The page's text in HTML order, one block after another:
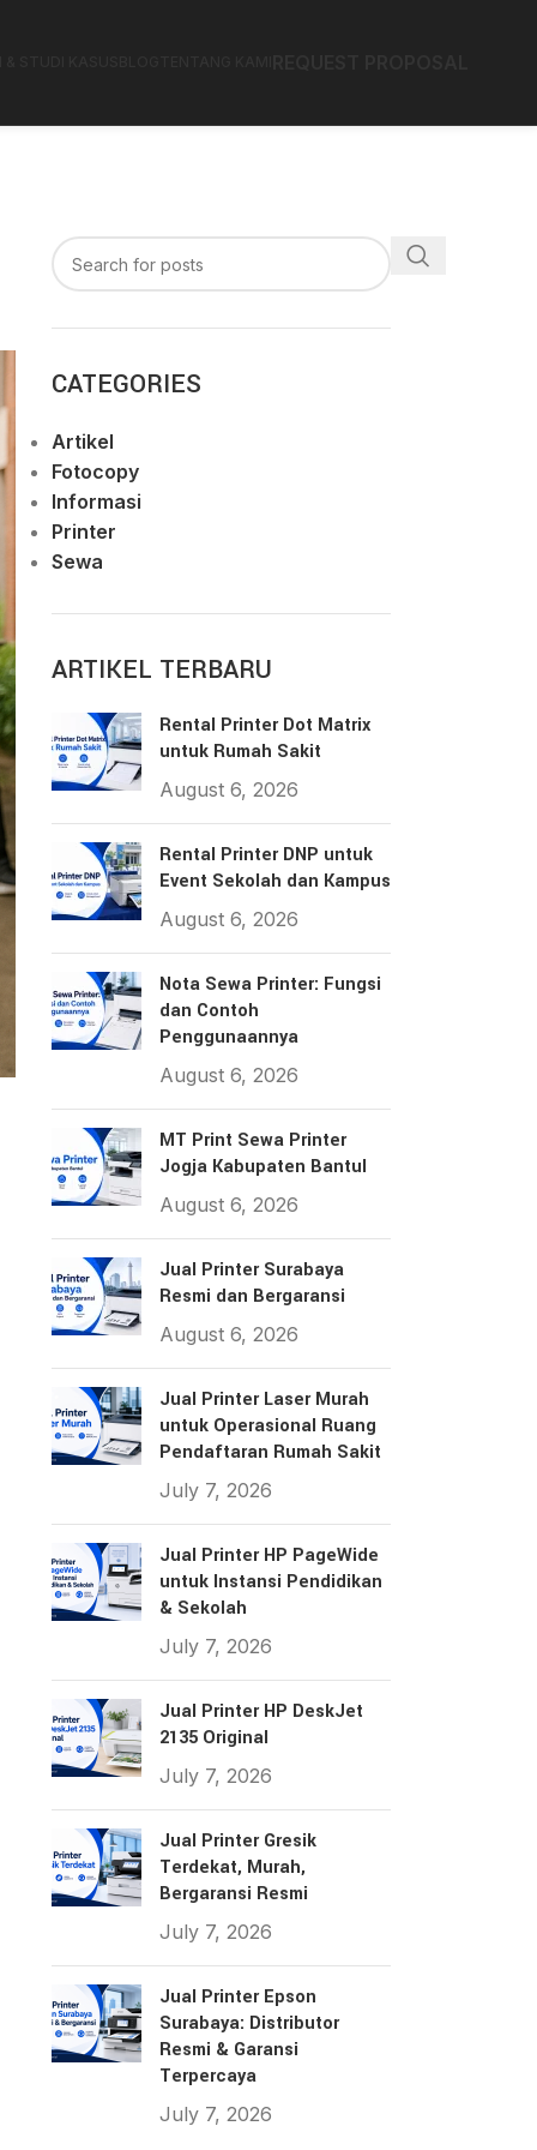
CATEGORIES
Artikel
Fotocopy
Informasi
Printer
Sewa
ARTIKEL TERBARU
Rental Printer Dot Matrix
untuk Rumah Sakit
August 6, 2026
Rental Printer DNP untuk
Event Sekolah dan Kampus
August 6, 2026
Nota Sewa Printer: Fungsi
dan Contoh
Penggunaannya
August 6, 2026
MT Print Sewa Printer
Jogja Kabupaten Bantul
August 6, 2026
Jual Printer Surabaya
Resmi dan Bergaransi
August 6, 2026
Jual Printer Laser Murah
untuk Operasional Ruang
Pendaftaran Rumah Sakit
July 7, 2026
Jual Printer HP PageWide
untuk Instansi Pendidikan
& Sekolah
July 7, 2026
Jual Printer HP DeskJet
2135 Original
July 7, 2026
Jual Printer Gresik
Terdekat, Murah,
Bergaransi Resmi
July 7, 2026
Jual Printer Epson
Surabaya: Distributor
Resmi & Garansi
Terpercaya
July 7, 2026